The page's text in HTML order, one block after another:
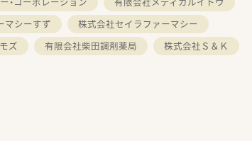
マシーすず
株式会社セイラファーマシー
ズ 有限会社柴田調剤薬局 株式会社Ｓ＆Ｋ